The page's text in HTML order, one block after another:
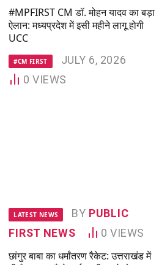
#MPFIRST CM डॉ. मोहन यादव का बड़ा
ऐलान: मध्यप्रदेश में इसी महीने लागू होगी
UCC
#CM FIRST
JULY 6, 2026
0VIEWS
LATEST NEWS BY PUBLIC
FIRST NEWS
0VIEWS
छांगुर बाबा का धर्मांतरण रैकेट: उत्तराखंड में